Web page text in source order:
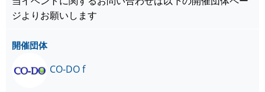
ジよりお願いします
開催団体
CO-DO f